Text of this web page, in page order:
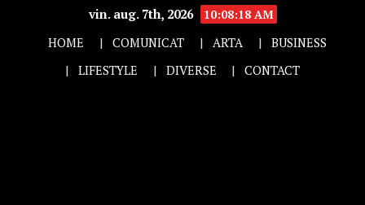
vin. aug. 7th, 2026
10:08:19 AM
HOME
COMUNICAT ARTA
BUSINESS
LIFESTYLE
DIVERSE CONTACT